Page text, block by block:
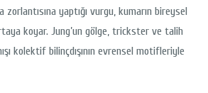
yaptığı vurgu, kumarın bireysel
koyar. Jung’un gölge, trickster ve talih
kolektif bilinçdışının evrensel motifleriyle